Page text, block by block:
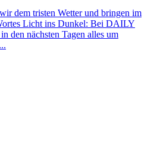
dem tristen Wetter und bringen im
Licht ins Dunkel: Bei DAILY
den nächsten Tagen alles um